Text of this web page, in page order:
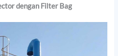
dengan Filter Bag